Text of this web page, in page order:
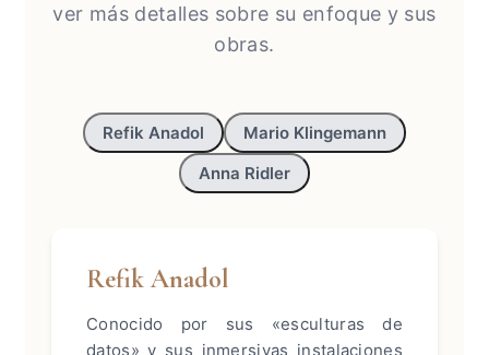
ver más detalles sobre su enfoque y sus
obras.
Refik Anadol
Mario Klingemann
Anna Ridler
Refik Anadol
Conocido por sus «esculturas de
datos» y sus inmersivas instalaciones